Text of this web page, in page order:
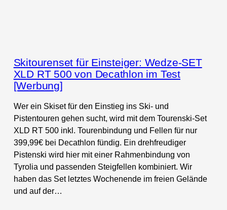
Skitourenset für Einsteiger: Wedze-SET
XLD RT 500 von Decathlon im Test
[Werbung]
Wer ein Skiset für den Einstieg ins Ski- und
Pistentouren gehen sucht, wird mit dem Tourenski-Set
XLD RT 500 inkl. Tourenbindung und Fellen für nur
399,99€ bei Decathlon fündig. Ein drehfreudiger
Pistenski wird hier mit einer Rahmenbindung von
Tyrolia und passenden Steigfellen kombiniert. Wir
haben das Set letztes Wochenende im freien Gelände
und auf der…